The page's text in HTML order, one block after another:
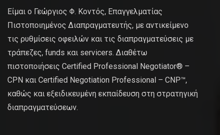
Είμαι ο Γεώργιος Φ. Κοντός, Επαγγελματίας
Πιστοποιημένος Διαπραγματευτής, με αντικείμενο
τις ρυθμίσεις οφειλών και τις διαπραγματεύσεις με
τράπεζες, funds και servicers. Διαθέτω
πιστοποιήσεις Certified Professional Negotiator® –
CPN και Certified Negotiation Professional – CNP™,
καθώς και εξειδικευμένη εκπαίδευση στη στρατηγική
διαπραγματεύσεων.